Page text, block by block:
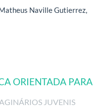
Naville Gutierrez,
ORIENTADA PARA
JUVENIS